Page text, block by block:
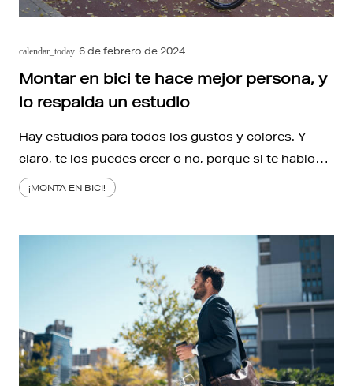
calendar_today 6 de febrero de 2024
Montar en bici te hace mejor persona, y
lo respalda un estudio
Hay estudios para todos los gustos y colores. Y
claro, te los puedes creer o no, porque si te hablo…
¡MONTA EN BICI!